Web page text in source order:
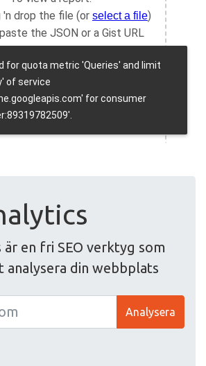
är en fri SEO verktyg som
analysera din webbplats
Analysera